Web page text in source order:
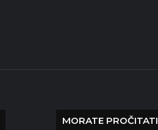
MORATE PROČITATI